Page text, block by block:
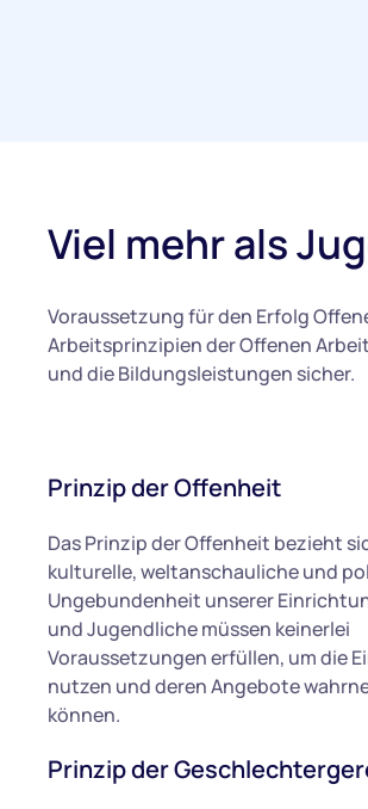
Viel mehr als
Voraussetzung für den Erfolg
Arbeitsprinzipien der Offenen
und die Bildungsleistungen sicher.
Prinzip der Offenheit
Das Prinzip der Offenheit bezieht
kulturelle, weltanschauliche und
Ungebundenheit unserer
und Jugendliche müssen keinerlei
Voraussetzungen erfüllen, um die
nutzen und deren Angebote
können.
Prinzip der